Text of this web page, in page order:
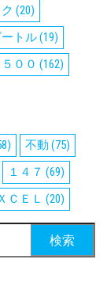
(20)
トル(19)
００ (162)
不動 (75)
１４７ (69)
ＣＥＬ (20)